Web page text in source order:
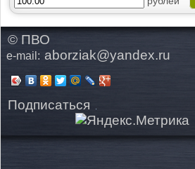
© ПВО
e-mail: aborziak@yandex.ru
Подписаться